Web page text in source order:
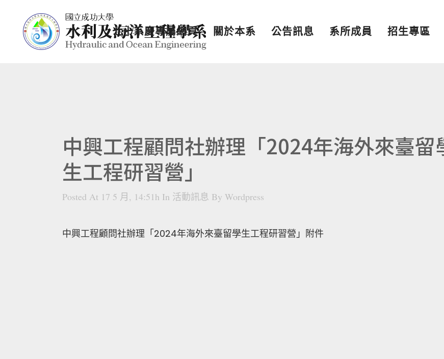
七十系慶專屬網頁 關於本系 公告訊息 系所成員 招生專區
中興工程顧問社辦理「2024年海外來臺留
生工程研習營」
Posted At 17 5 月, 14:51h In 活動訊息 By Wordpress
中興工程顧問社辦理「2024年海外來臺留學生工程研習營」附件